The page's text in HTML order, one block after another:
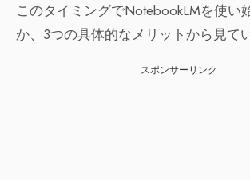
このタイミングでNotebookLMを使い
か、3つの具体的なメリットから見て
スポンサーリンク